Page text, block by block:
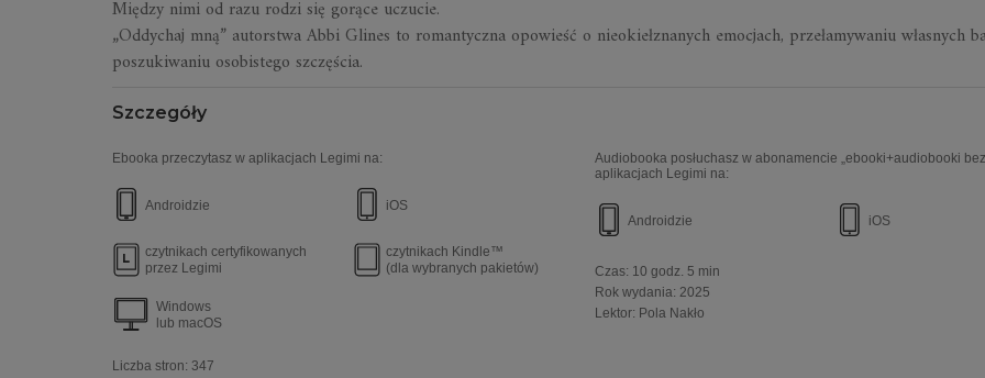
Między nimi od razu rodzi się gorące uczucie.
„Oddychaj mną” autorstwa Abbi Glines to romantyczna opowieść o nieokiełznanych emocjach, przełamywaniu własnych
poszukiwaniu osobistego szczęścia.
Szczegóły
Ebooka przeczytasz w aplikacjach Legimi na:
Androidzie iOS
czytnikach certyfikowanych
przez Legimi
czytnikach Kindle™
(dla wybranych pakietów)
Windows
lub macOS
Liczba stron: 347
Audiobooka posłuchasz w abonamencie „ebooki+audiobooki
aplikacjach Legimi na:
Androidzie iOS
Czas: 10 godz. 5 min
Rok wydania: 2025
Lektor: Pola Nakło